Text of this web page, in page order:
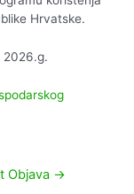
Hrvatske.
2026.g.
Objava →